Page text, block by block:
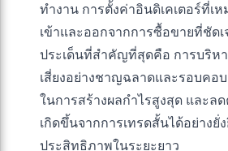
ทำงาน การตั้งค่าอินดิเคเตอร์ที่เ
เข้าและออกจากการซื้อขายที่ชัดเ
ประเด็นที่สำคัญที่สุดคือ การบริห
เสี่ยงอย่างชาญฉลาดและรอบคอ
ในการสร้างผลกำไรสูงสุด และล
เกิดขึ้นจากการเทรดสั้นได้อย่างยั่
ประสิทธิภาพในระยะยาว